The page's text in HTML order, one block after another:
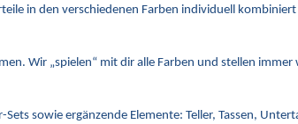
in den verschiedenen Farben individuell
Wir „spielen“ mit dir alle Farben und stellen
sowie ergänzende Elemente: Teller, Tassen,